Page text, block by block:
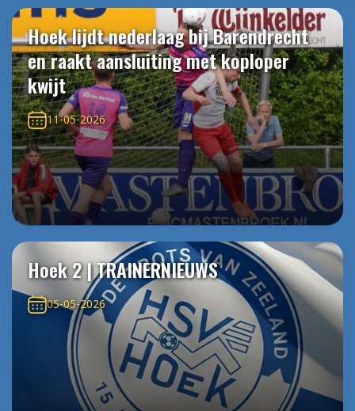
Hoek lijdt nederlaag bij Barendrecht
en raakt aansluiting met koploper
kwijt
11-05-2026
Hoek 2 | TRAINERNIEUWS
05-05-2026